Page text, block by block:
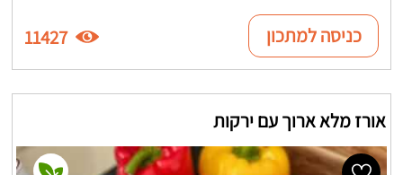
כניסה למתכון 11427
אורז מלא ארוך עם ירקות